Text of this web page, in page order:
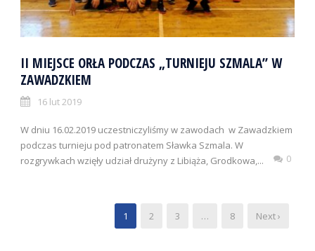
II MIEJSCE ORŁA PODCZAS „TURNIEJU SZMALA” W
ZAWADZKIEM
16 lut 2019
W dniu 16.02.2019 uczestniczyliśmy w zawodach w Zawadzkiem
podczas turnieju pod patronatem Sławka Szmala. W
rozgrywkach wzięły udział drużyny z Libiąża, Grodkowa,...
0
1 2 3 … 8 Next ›